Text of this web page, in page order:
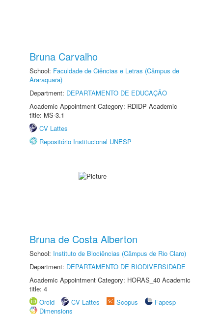
Bruna Carvalho
School: Faculdade de Ciências e Letras (Câmpus de
Araraquara)
Department: DEPARTAMENTO DE EDUCAÇÃO
Academic Appointment Category: RDIDP Academic
title: MS-3.1
CV Lattes
Repositório Institucional UNESP
Bruna de Costa Alberton
School: Instituto de Biociências (Câmpus de Rio Claro)
Department: DEPARTAMENTO DE BIODIVERSIDADE
Academic Appointment Category: HORAS_40 Academic
title: 4
Orcid
CV Lattes Scopus
Fapesp
Dimensions